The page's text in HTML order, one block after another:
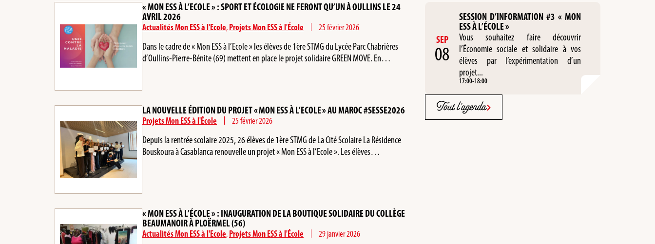
« MON ESS À L’ECOLE » : SPORT ET ÉCOLOGIE NE FERONT QU’UN À OULLINS LE 24
AVRIL 2026
Actualités Mon ESS à l'Ecole,Projets Mon ESS à l'École 25 février 2026
Dans le cadre de « Mon ESS à l’Ecole » les élèves de 1ère STMG du Lycée Parc Chabrières
d’Oullins-Pierre-Bénite (69) mettent en place le projet solidaire GREEN MOVE. En…
LA NOUVELLE ÉDITION DU PROJET « MON ESS À L’ECOLE » AU MAROC #SESSE2026
Projets Mon ESS à l'École 25 février 2026
Depuis la rentrée scolaire 2025, 26 élèves de 1ère STMG de La Cité Scolaire La Résidence
Bouskoura à Casablanca renouvelle un projet « Mon ESS à l’Ecole ». Les élèves…
« MON ESS À L’ÉCOLE » : INAUGURATION DE LA BOUTIQUE SOLIDAIRE DU COLLÈGE
BEAUMANOIR À PLOËRMEL (56)
Actualités Mon ESS à l'Ecole,Projets Mon ESS à l'École 29 janvier 2026
SEP
08
SESSION D’INFORMATION #3 « MON
ESS À L’ÉCOLE »
Vous souhaitez faire découvrir
l’Économie sociale et solidaire à vos
élèves par l’expérimentation d’un
projet...
17:00-18:00
Tout l'agenda